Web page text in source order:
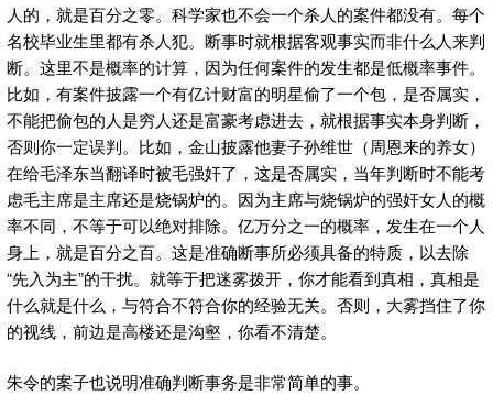
人的，就是百分之零。科学家也不会一个杀人的案件都没有。每个
名校毕业生里都有杀人犯。断事时就根据客观事实而非什么人来判
断。这里不是概率的计算，因为任何案件的发生都是低概率事件。
比如，有案件披露一个有亿计财富的明星偷了一个包，是否属实，
不能把偷包的人是穷人还是富豪考虑进去，就根据事实本身判断，
否则你一定误判。比如，金山披露他妻子孙维世（周恩来的养女）
在给毛泽东当翻译时被毛强奸了，这是否属实，当年判断时不能考
虑毛主席是主席还是烧锅炉的。因为主席与烧锅炉的强奸女人的概
率不同，不等于可以绝对排除。亿万分之一的概率，发生在一个人
身上，就是百分之百。这是准确断事所必须具备的特质，以去除
“先入为主”的干扰。就等于把迷雾拨开，你才能看到真相，真相是
什么就是什么，与符合不符合你的经验无关。否则，大雾挡住了你
的视线，前边是高楼还是沟壑，你看不清楚。
朱令的案子也说明准确判断事务是非常简单的事。